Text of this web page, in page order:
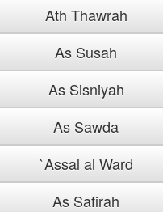
Ath Thawrah
As Susah
As Sisniyah
As Sawda
`Assal al Ward
As Safirah